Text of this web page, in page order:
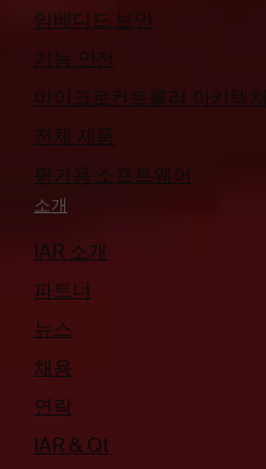
임베디드 보안
기능 안전
마이크로컨트롤러 아키텍처
전체 제품
평가용 소프트웨어
소개
IAR 소개
파트너
뉴스
채용
연락
IAR & Qt